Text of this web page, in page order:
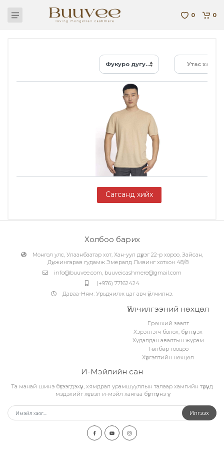
0 0
Фукуро дугуй захтай футболк M-Ca-02-003-B-21 Утас хайх...
Сагсанд хийх
Холбоо барих
Монгол улс, Улаанбаатар хот, Хан-уул дүүрэг 22-р хороо, Зайсан,
Дүнжингарав гудамж Эмералд Ливинг хотхон 48/8
info@buuvee.com, buuveicashmere@gmail.com
(+976) 77162424
Даваа-Ням: Урьдчилж цаг авч үйлчилнэ.
Үйлчилгээний нөхцөл
Ерөнхий заалт
Хэрэглэгч болох, бүртгүүлэх
Худалдан авалтын журам
Төлбөр тооцоо
Хүргэлтийн нөхцөл
И-Мэйлийн сан
Та манай шинэ бүтээгдэхүүн, хямдрал урамшууллын талаар хамгийн түрүүнд
мэдэхийг хүсвэл и-мэйл хаягаа бүртгүүлнэ үү.
Илгээх